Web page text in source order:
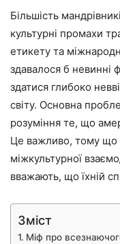
Більшість
культурні промахи
етикету та
здавалося б
здатися глибоко
світу. Основна
розуміння те, що
Це важливо, тому що
міжкультурної
вважають, що їхній
Зміст
Міф про